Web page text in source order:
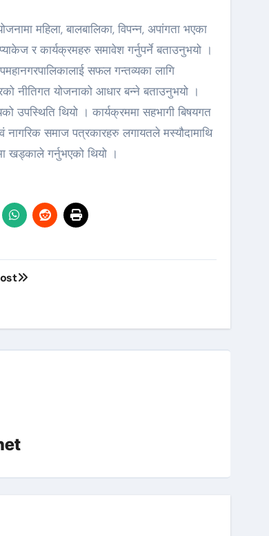
महिला, बालबालिका, विपन्न, अपांगता भएका
र कार्यक्रमहरु समावेश गर्नुपर्ने बताउनुभयो ।
सफल गन्तव्यका लागि
नीतिगत योजनाको आधार बन्ने बताउनुभयो ।
उपस्थिति थियो । कार्यक्रममा सहभागी बिषयगत
नागरिक समाज पत्रकारहरु लगायतले मस्यौदामाथि
खड्काले गर्नुभएको थियो ।